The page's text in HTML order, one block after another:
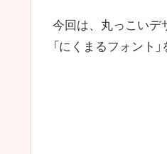
今回は、丸っこいデ
「にくまるフォント